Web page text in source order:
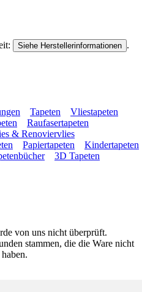
Siehe Herstellerinformationen .
Tapeten
Vliestapeten
Raufasertapeten
& Renoviervlies
Papiertapeten
Kindertapeten
3D Tapeten
von uns nicht überprüft.
stammen, die die Ware nicht